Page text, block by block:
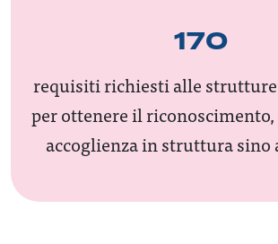
170
requisiti richiesti alle
per ottenere il riconoscimento,
accoglienza in struttura sino